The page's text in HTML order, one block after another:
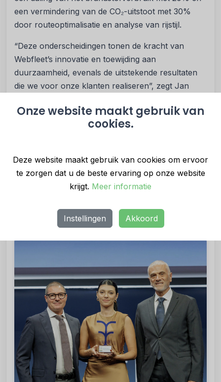
Onze website maakt gebruik van
cookies.
Deze website maakt gebruik van cookies om ervoor
te zorgen dat u de beste ervaring op onze website
krijgt. Meer informatie
Instellingen Akkoord
een vermindering van de CO₂-uitstoot met 30%
door routeoptimalisatie en analyse van rijstijl.
“Deze onderscheidingen tonen de kracht van
Webfleet’s innovatie en toewijding aan
duurzaamheid, evenals de uitstekende resultaten
die we voor onze klanten realiseren”, zegt Jan
Solutions bij Bridgestone. “We stellen wagenparken
in staat veiliger, efficiënter en verantwoordelijker te
technologie en de creativiteit en ambitie van onze
klanten. Samen bevestigen ze Webfleet’s positie als
toonaangevende partner voor fleet digitalisering,
uitmuntendheid.”